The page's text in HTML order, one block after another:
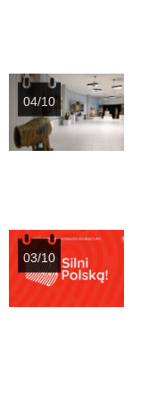
04/10
03/10